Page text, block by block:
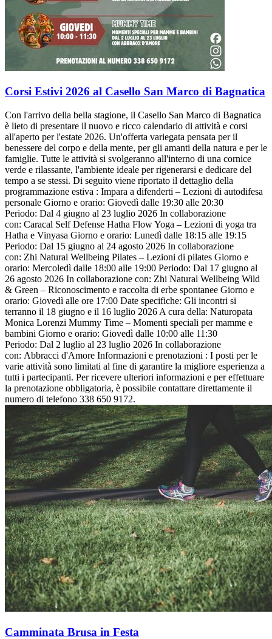
Corsi Estivi 2026 al Casello San Marco di Bagnatica
Con l'arrivo della bella stagione, il Casello San Marco di Bagnatica
è lieto di presentare il nuovo e ricco calendario di attività e corsi
all'aperto per l'estate 2026. Un'offerta variegata pensata per il
benessere del corpo e della mente, per gli amanti della natura e per le
famiglie. Tutte le attività si svolgeranno all'interno di una cornice
verde e rilassante, l'ambiente ideale per rigenerarsi e dedicare del
tempo a se stessi. Di seguito viene riportato il dettaglio della
programmazione estiva : Impara a difenderti – Lezioni di autodifesa
personale Giorno e orario: Giovedì dalle 19:30 alle 20:30
Periodo: Dal 4 giugno al 23 luglio 2026 In collaborazione
con: Caracal Self Defense Hatha Flow Yoga – Lezioni di yoga tra
Hatha e Vinyasa Giorno e orario: Lunedì dalle 18:15 alle 19:15
Periodo: Dal 15 giugno al 24 agosto 2026 In collaborazione
con: Zhi Natural Wellbeing Pilates – Lezioni di pilates Giorno e
orario: Mercoledì dalle 18:00 alle 19:00 Periodo: Dal 17 giugno al
26 agosto 2026 In collaborazione con: Zhi Natural Wellbeing Wild
& Green – Riconoscimento e raccolta di erbe spontanee Giorno e
orario: Giovedì alle ore 17:00 Date specifiche: Gli incontri si
terranno il 18 giugno e il 16 luglio 2026 A cura della: Naturopata
Monica Lorenzi Mummy Time – Momenti speciali per mamme e
bambini Giorno e orario: Giovedì dalle 10:00 alle 11:30
Periodo: Dal 2 luglio al 23 luglio 2026 In collaborazione
con: Abbracci d'Amore Informazioni e prenotazioni : I posti per le
varie attività sono limitati al fine di garantire la migliore esperienza a
tutti i partecipanti. Per ricevere ulteriori informazioni e per effettuare
la prenotazione obbligatoria, è possibile contattare direttamente il
numero di telefono 338 650 9172.
Camminata Brusa in Festa